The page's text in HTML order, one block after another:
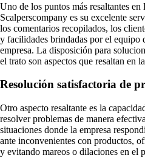
Uno de los puntos más resaltantes
Scalperscompany es su excelente
los comentarios recopilados, los
y facilidades brindadas por el equipo
empresa. La disposición para
el trato son aspectos que resaltan en
Resolución satisfactoria de
Otro aspecto resaltante es la
resolver problemas de manera
situaciones donde la empresa
ante inconvenientes con productos,
y evitando mareos o dilaciones en el